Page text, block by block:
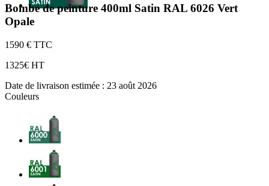
Bombe de peinture 400ml Satin RAL 6026 Vert
Opale
1590 € TTC
1325€ HT
Date de livraison estimée : 23 août 2026
Couleurs